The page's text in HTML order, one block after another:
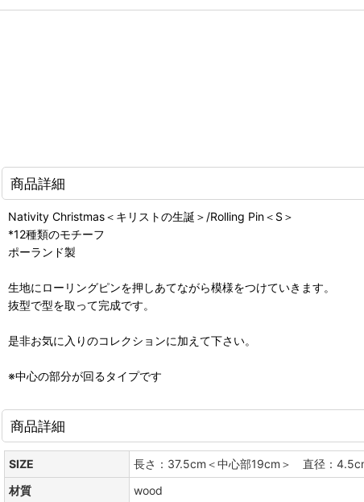
商品詳細
Nativity Christmas＜キリストの生誕＞/Rolling Pin＜S＞
*12種類のモチーフ
ポーランド製
生地にローリングピンを押しあてながら模様をつけていきます。
抜型で型を取って完成です。
是非お気に入りのコレクションに加えて下さい。
※中心の部分が回るタイプです
商品詳細
SIZE
長さ：37.5cm＜中心部19cm＞ 直径：
材質
wood